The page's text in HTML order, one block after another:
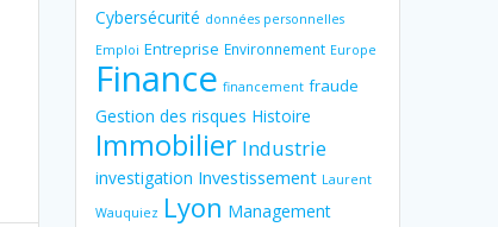
Cybersécurité données personnelles
Emploi Entreprise Environnement Europe
Finance financement fraude
Gestion des risques Histoire
Immobilier Industrie
investigation Investissement Laurent
Wauquiez Lyon Management